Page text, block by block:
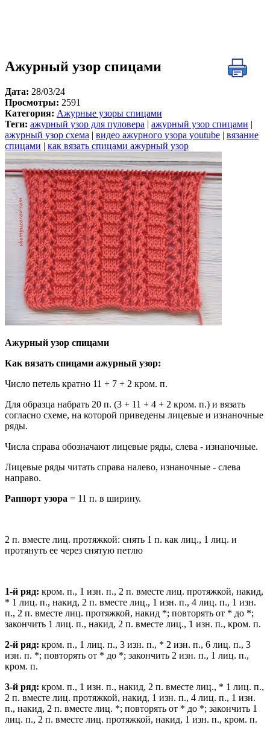
Ажурный узор спицами
Дата: 28/03/24
Просмотры: 2591
Категория: Ажурные узоры спицами
Теги: ажурный узор для пуловера ажурный узор спицами
ажурный узор схема
видео ажурного узора youtube
вязание
спицами
как вязать спицами ажурный узор
Ажурный узор спицами
Как вязать спицами ажурный узор:
Число петель кратно 11 + 7 + 2 кром. п.
Для образца набрать 20 п. (3 + 11 + 4 + 2 кром. п.) и вязать
согласно схеме, на которой приведены лицевые и изнаночные
ряды.
Числа справа обозначают лицевые ряды, слева - изнаночные.
Лицевые ряды читать справа налево, изнаночные - слева
направо.
Раппорт узора = 11 п. в ширину.
2 п. вместе лиц. протяжкой: снять 1 п. как лиц., 1 лиц. и
протянуть ее через снятую петлю
1-й ряд: кром. п., 1 изн. п., 2 п. вместе лиц. протяжкой, накид,
* 1 лиц. п., накид, 2 п. вместе лиц., 1 изн. п., 4 лиц. п., 1 изн.
п., 2 п. вместе лиц. протяжкой, накид *; повторять от * до *;
закончить 1 лиц. п., накид, 2 п. вместе лиц., 1 изн. п., кром. п.
2-й ряд: кром. п., 1 лиц. п., 3 изн. п., * 2 изн. п., 6 лиц. п., 3
изн. п. *; повторять от * до *; закончить 2 изн. п., 1 лиц. п.,
кром. п.
3-й ряд: кром. п., 1 изн. п., накид, 2 п. вместе лиц., * 1 лиц. п.,
2 п. вместе лиц. протяжкой, накид, 1 изн. п., 4 лиц. п., 1 изн.
п., накид, 2 п. вместе лиц. *; повторять от * до *; закончить 1
лиц. п., 2 п. вместе лиц. протяжкой, накид, 1 изн. п., кром. п.